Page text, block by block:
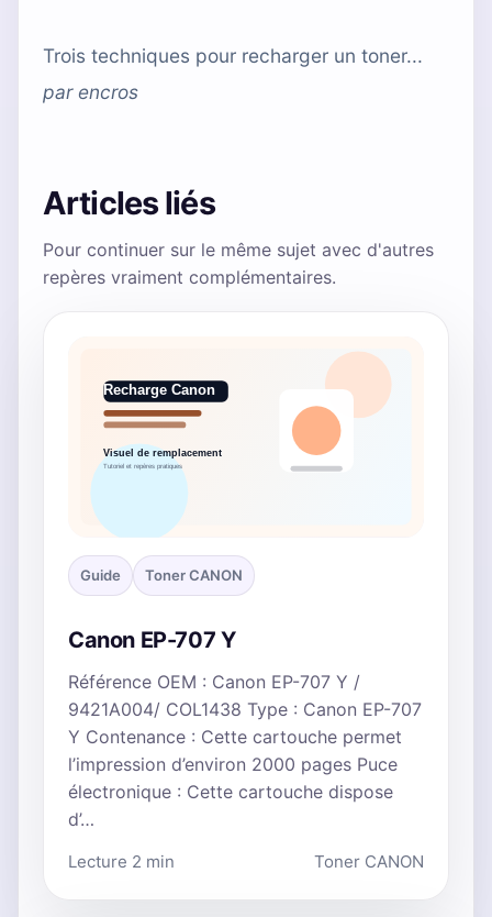
Trois techniques pour recharger un toner...
parencros
Articles liés
Pour continuer sur le même sujet avec d'autres
repères vraiment complémentaires.
Guide Toner CANON
Canon EP-707 Y
Référence OEM : Canon EP-707 Y /
9421A004/ COL1438 Type : Canon EP-707
Y Contenance : Cette cartouche permet
l’impression d’environ 2000 pages Puce
électronique : Cette cartouche dispose
d’…
Lecture 2 min Toner CANON